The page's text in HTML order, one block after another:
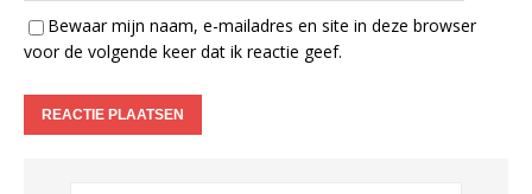
Bewaar mijn naam, e-mailadres en site in deze browser
voor de volgende keer dat ik reactie geef.